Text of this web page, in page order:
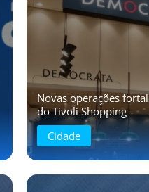
Novas operações
do Tivoli Shopping
Cidade